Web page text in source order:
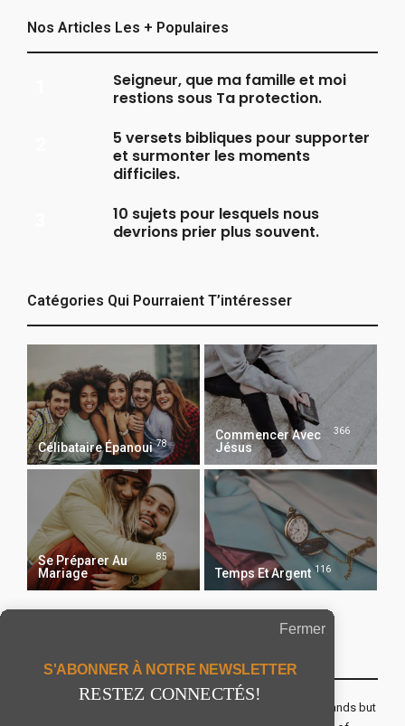
Nos Articles Les + Populaires
Seigneur, que ma famille et moi
restions sous Ta protection.
5 versets bibliques pour supporter
et surmonter les moments
difficiles.
10 sujets pour lesquels nous
devrions prier plus souvent.
Catégories Qui Pourraient T’intéresser
Célibataire Épanoui 78
Commencer Avec
Jésus
366
Se Préparer Au
Mariage
85
Temps Et Argent 116
The real voyage of discovery consists not in seeking new lands but
Fermer
S'ABONNER À NOTRE NEWSLETTER
RESTEZ CONNECTÉS!